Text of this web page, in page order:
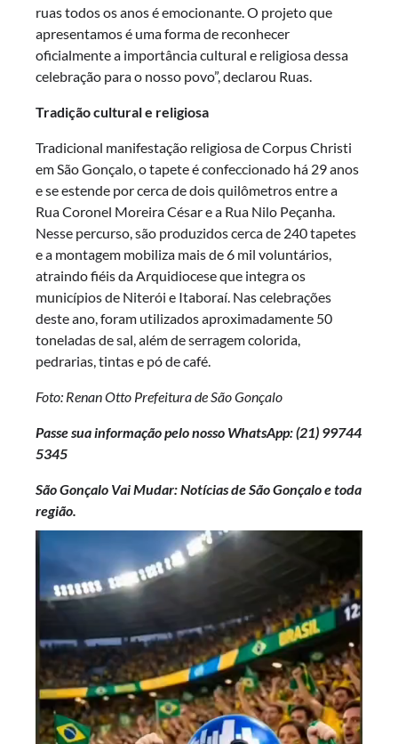
ruas todos os anos é emocionante. O projeto que
apresentamos é uma forma de reconhecer
oficialmente a importância cultural e religiosa dessa
celebração para o nosso povo”, declarou Ruas.
Tradição cultural e religiosa
Tradicional manifestação religiosa de Corpus Christi
em São Gonçalo, o tapete é confeccionado há 29 anos
e se estende por cerca de dois quilômetros entre a
Rua Coronel Moreira César e a Rua Nilo Peçanha.
Nesse percurso, são produzidos cerca de 240 tapetes
e a montagem mobiliza mais de 6 mil voluntários,
atraindo fiéis da Arquidiocese que integra os
municípios de Niterói e Itaboraí. Nas celebrações
deste ano, foram utilizados aproximadamente 50
toneladas de sal, além de serragem colorida,
pedrarias, tintas e pó de café.
Foto: Renan Otto Prefeitura de São Gonçalo
Passe sua informação pelo nosso WhatsApp: (21) 99744
5345
São Gonçalo Vai Mudar: Notícias de São Gonçalo e toda
região.